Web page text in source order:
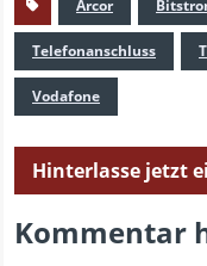
Arcor
Telefonanschluss
Vodafone
Hinterlasse jetzt
Kommentar